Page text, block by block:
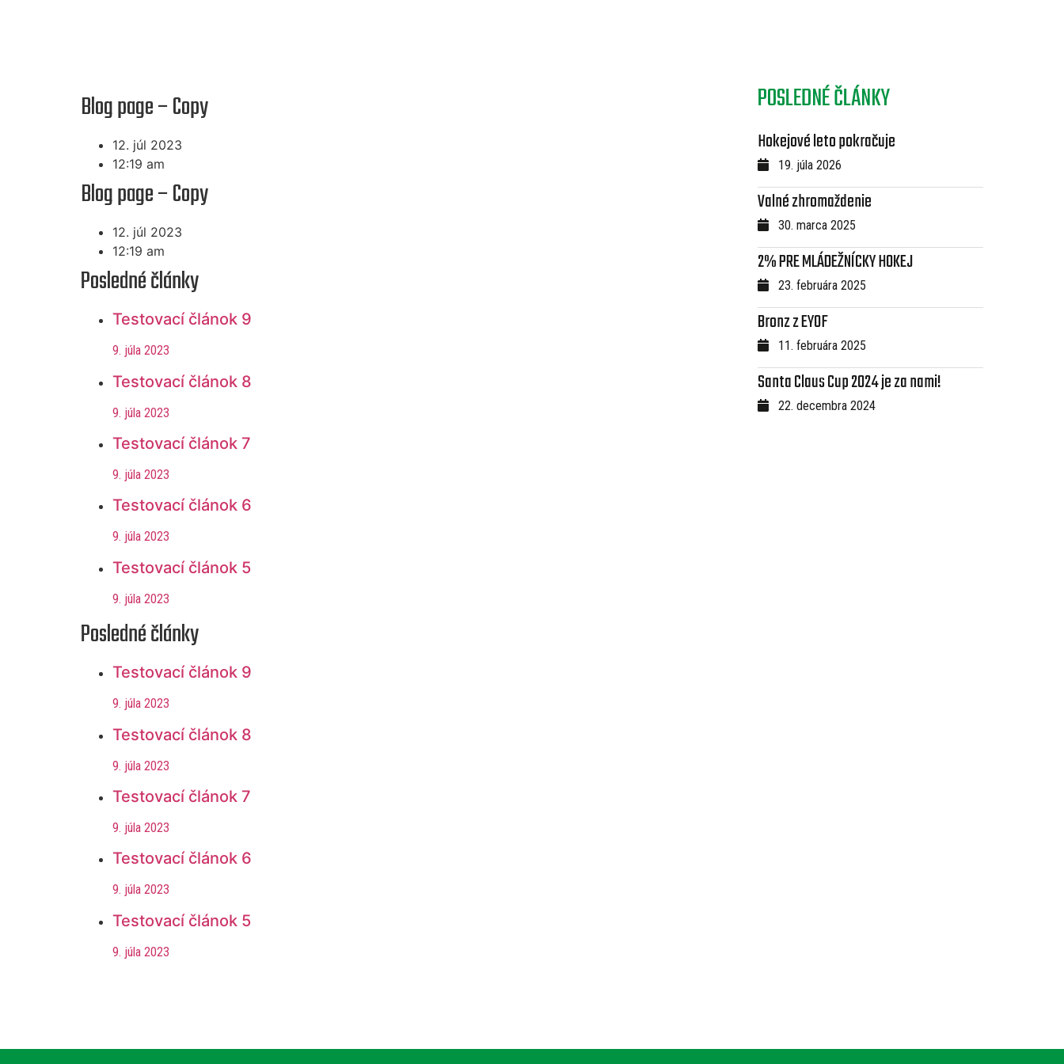
Blog page – Copy
12. júl 2023
12:19 am
Blog page – Copy
12. júl 2023
12:19 am
Posledné články
Testovací článok 9
9. júla 2023
Testovací článok 8
9. júla 2023
Testovací článok 7
9. júla 2023
Testovací článok 6
9. júla 2023
Testovací článok 5
9. júla 2023
Posledné články
Testovací článok 9
9. júla 2023
Testovací článok 8
9. júla 2023
Testovací článok 7
9. júla 2023
Testovací článok 6
9. júla 2023
Testovací článok 5
9. júla 2023
POSLEDNÉ ČLÁNKY
Hokejové leto pokračuje
19. júla 2026
Valné zhromaždenie
30. marca 2025
2% PRE MLÁDEŽNÍCKY HOKEJ
23. februára 2025
Bronz z EYOF
11. februára 2025
Santa Claus Cup 2024 je za nami!
22. decembra 2024